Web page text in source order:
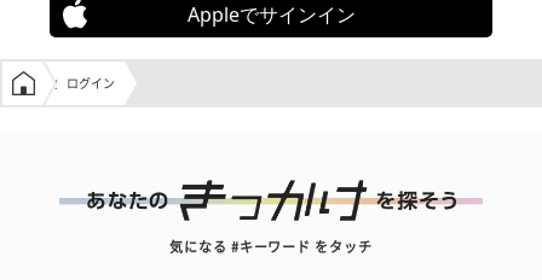
Appleでサインイン
学生の窓口トップ
ログイン
気になる #キーワード をタッチ